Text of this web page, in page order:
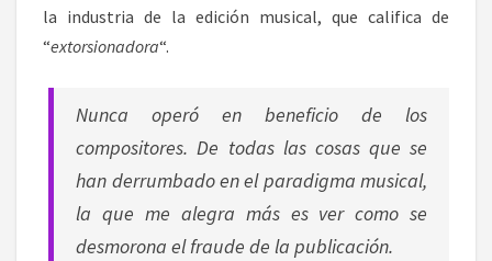
la industria de la edición musical, que califica de
“extorsionadora“.
Nunca operó en beneficio de los
compositores. De todas las cosas que se
han derrumbado en el paradigma musical,
la que me alegra más es ver como se
desmorona el fraude de la publicación.